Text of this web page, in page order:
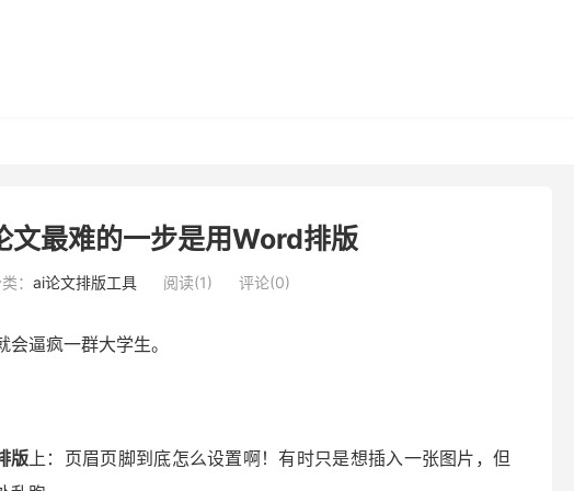
文最难的一步是用Word排版
： ai论文排版工具 阅读(1) 评论(0)
逼疯一群大学生。
版上：页眉页脚到底怎么设置啊！有时只是想插入一张图片，但